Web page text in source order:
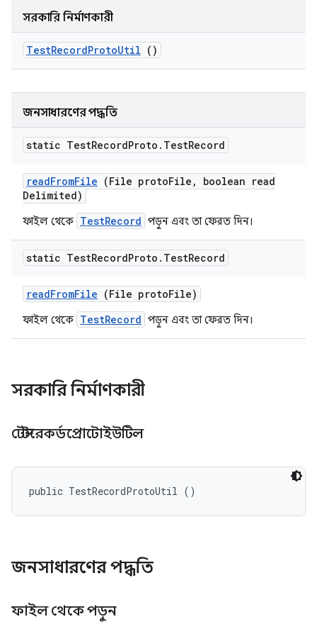
সরকারি নির্মাণকারী
TestRecordProtoUtil ()
জনসাধারণের পদ্ধতি
static TestRecordProto . TestRecord
readFromFile (File protoFile ,
boolean read
Delimited)
ফাইল থেকে TestRecord পড়ুন এবং তা ফেরত দিন।
static TestRecordProto . TestRecord
readFromFile (File protoFile)
ফাইল থেকে TestRecord পড়ুন এবং তা ফেরত দিন।
সরকারি নির্মাণকারী
টেস্টরেকর্ডপ্রোটোইউটিল
public TestRecordProtoUtil ()
জনসাধারণের পদ্ধতি
ফাইল থেকে পড়ুন